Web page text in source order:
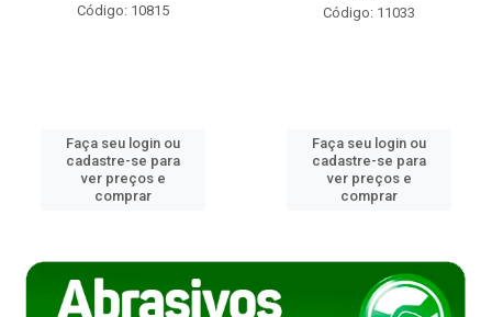
Código: 10815
Faça seu login ou
cadastre-se para
ver preços e
comprar
Código: 11033
Faça seu login ou
cadastre-se para
ver preços e
comprar